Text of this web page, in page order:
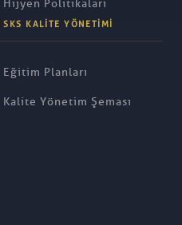
Hijyen Politikaları
SKS KALITE YÖNETIMI
Eğitim Planları
Kalite Yönetim Şeması